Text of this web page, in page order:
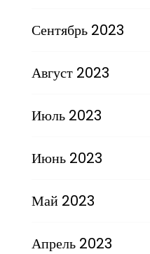
Сентябрь 2023
Август 2023
Июль 2023
Июнь 2023
Май 2023
Апрель 2023